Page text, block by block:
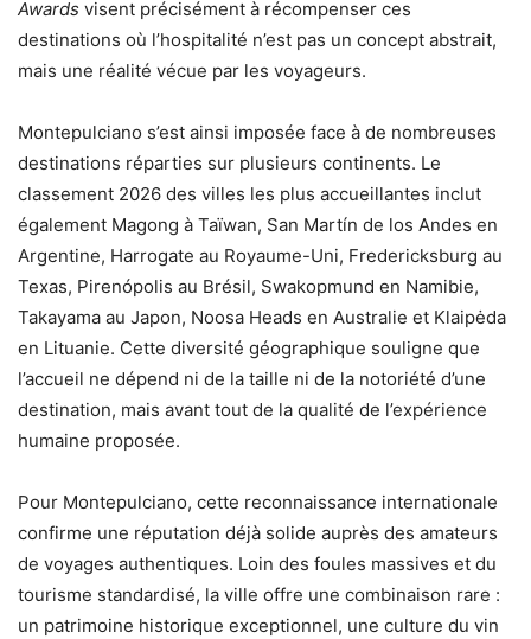
Awards visent précisément à récompenser ces
destinations où l’hospitalité n’est pas un concept abstrait,
mais une réalité vécue par les voyageurs.
Montepulciano s’est ainsi imposée face à de nombreuses
destinations réparties sur plusieurs continents. Le
classement 2026 des villes les plus accueillantes inclut
également Magong à Taïwan, San Martín de los Andes en
Argentine, Harrogate au Royaume-Uni, Fredericksburg au
Texas, Pirenópolis au Brésil, Swakopmund en Namibie,
Takayama au Japon, Noosa Heads en Australie et Klaipėda
en Lituanie. Cette diversité géographique souligne que
l’accueil ne dépend ni de la taille ni de la notoriété d’une
destination, mais avant tout de la qualité de l’expérience
humaine proposée.
Pour Montepulciano, cette reconnaissance internationale
confirme une réputation déjà solide auprès des amateurs
de voyages authentiques. Loin des foules massives et du
tourisme standardisé, la ville offre une combinaison rare :
un patrimoine historique exceptionnel, une culture du vin